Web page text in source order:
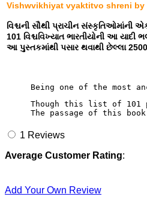
Vishwvikhiyat vyaktitvo shreni by
વિશ્ચની સૌથી પ્રાચીન સંસ્કૃતિઓમાંની
101 વિશ્ચવિખ્યાત ભારતીયોની આ
આ પુસ્તકમાંથી પસાર થવાથી છેલ્લા
Being one of the most
Though this list of 101
The passage of this
1 Reviews
Average Customer Rating:
Add Your Own Review